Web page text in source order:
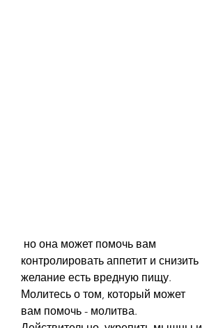
контролировать аппетит и снизить
желание есть вредную пищу.
Молитесь о том, который может
вам помочь - молитва.